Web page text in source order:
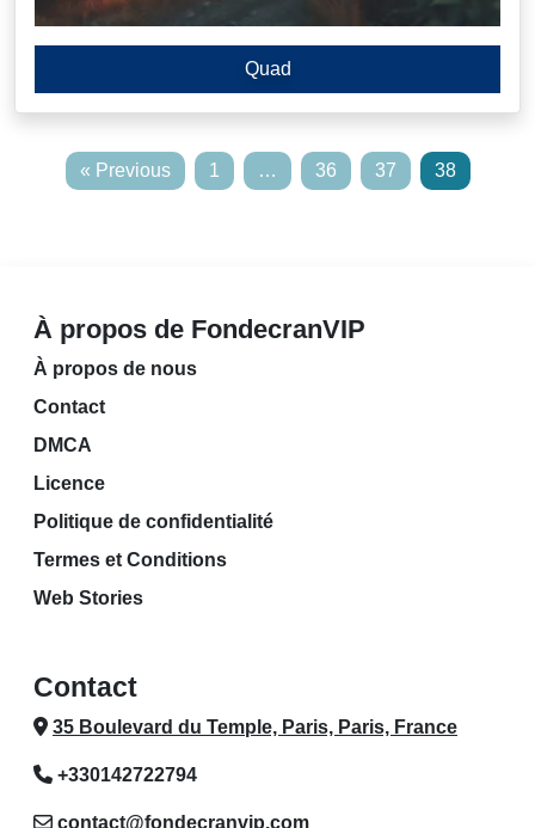
Quad
« Previous 1 … 36 37 38
À propos de FondecranVIP
À propos de nous
Contact
DMCA
Licence
Politique de confidentialité
Termes et Conditions
Web Stories
Contact
35 Boulevard du Temple, Paris, Paris, France
+330142722794
contact@fondecranvip.com